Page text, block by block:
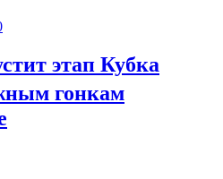
этап Кубка
гонкам